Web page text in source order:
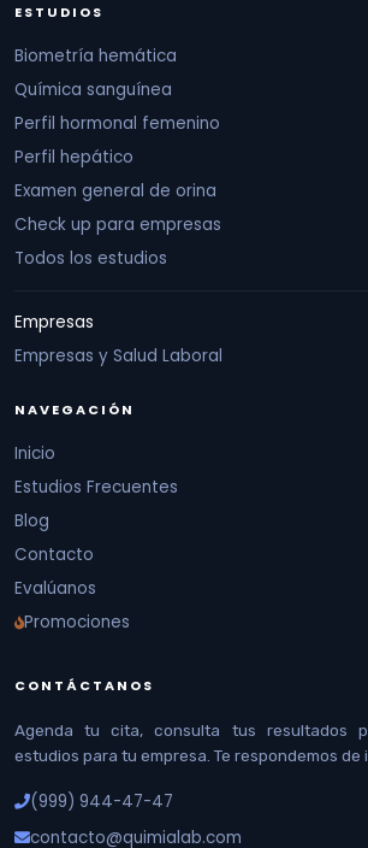
ESTUDIOS
Biometría hemática
Química sanguínea
Perfil hormonal femenino
Perfil hepático
Examen general de orina
Check up para empresas
Todos los estudios
Empresas
Empresas y Salud Laboral
NAVEGACIÓN
Inicio
Estudios Frecuentes
Blog
Contacto
Evalúanos
Promociones
CONTÁCTANOS
Agenda tu cita, consulta tus resultados
estudios para tu empresa. Te respondemos de
(999) 944-47-47
contacto@quimialab.com